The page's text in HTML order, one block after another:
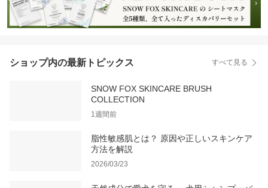
ショップ内の最新トピックス すべて見る
SNOW FOX SKINCARE BRUSH
COLLECTION
1週間前
脂性敏感肌とは？ 原因や正しいスキンケア
方法を解説
2026/03/23